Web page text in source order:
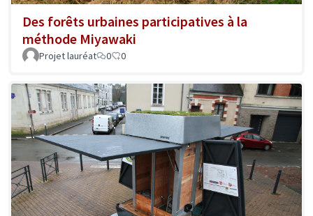
Des forêts urbaines participatives à la
méthode Miyawaki
Projet lauréat 0 0